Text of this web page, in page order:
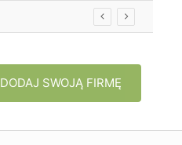
DODAJ SWOJĄ FIRMĘ